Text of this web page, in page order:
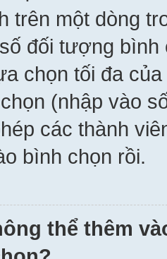
trên một dòng
đối tượng
chọn tối đa
(nhập vào
các thành
bình chọn rồi.
thể thêm